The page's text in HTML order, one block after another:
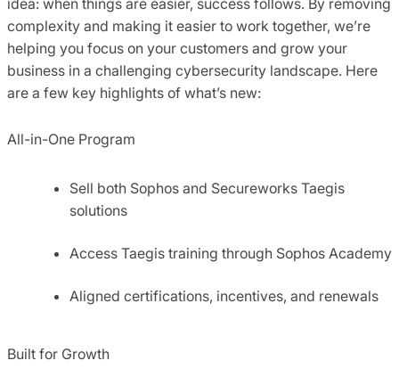
complexity and making it easier to work together, we’re
helping you focus on your customers and grow your
business in a challenging cybersecurity landscape. Here
are a few key highlights of what’s new:
All-in-One Program
Sell both Sophos and Secureworks Taegis
solutions
Access Taegis training through Sophos Academy
Aligned certifications, incentives, and renewals
Built for Growth